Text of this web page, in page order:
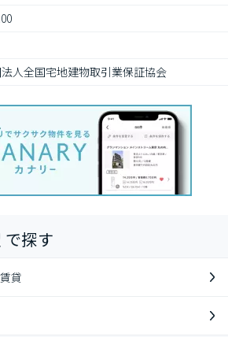
人全国宅地建物取引業保証協会
探す
貸